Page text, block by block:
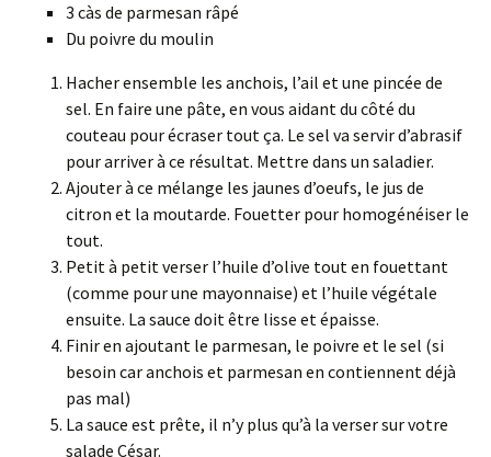
3 càs de parmesan râpé
Du poivre du moulin
Hacher ensemble les anchois, l’ail et une pincée de
sel. En faire une pâte, en vous aidant du côté du
couteau pour écraser tout ça. Le sel va servir d’abrasif
pour arriver à ce résultat. Mettre dans un saladier.
Ajouter à ce mélange les jaunes d’oeufs, le jus de
citron et la moutarde. Fouetter pour homogénéiser le
tout.
Petit à petit verser l’huile d’olive tout en fouettant
(comme pour une mayonnaise) et l’huile végétale
ensuite. La sauce doit être lisse et épaisse.
Finir en ajoutant le parmesan, le poivre et le sel (si
besoin car anchois et parmesan en contiennent déjà
pas mal)
La sauce est prête, il n’y plus qu’à la verser sur votre
salade César.